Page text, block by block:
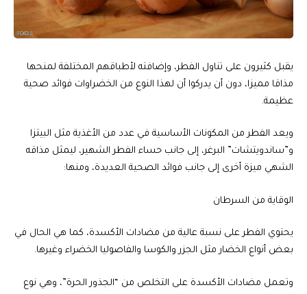
يقبل كثيرون على تناول الفطر، وإضافته لأطباقهم المختلفة لمنحها
مذاقا مميزا، دون أن يدركوا أن لهذا النوع من الخضراوات فوائد صحية
عظيمة.
ويعد الفطر من المكونات الأساسية في عدد من الأغذية مثل البيتزا
و”ساندويتشات” البرغر، إلى جانب حساء الفطر الشهير، ليمثل مذاقه
الشهي ميزة أخرى إلى جانب فوائد الصحية العديدة، ومنها:
الوقاية من السرطان
يحتوي الفطر على نسبة عالية من مضادات الأكسدة، كما هي الحال في
بعض أنواع الخضار مثل الجزر والكوسا والفاصوليا الخضراء وغيرها.
وتعمل مضادات الأكسدة على التخلص من “الجذور الحرة”، وهي نوع